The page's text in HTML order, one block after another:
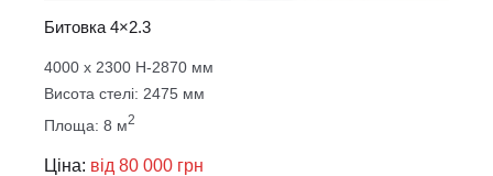
Битовка 4×2.3
4000 х 2300 Н-2870 мм
Висота стелі: 2475 мм
Площа: 8 м2
Ціна: від 80 000 грн